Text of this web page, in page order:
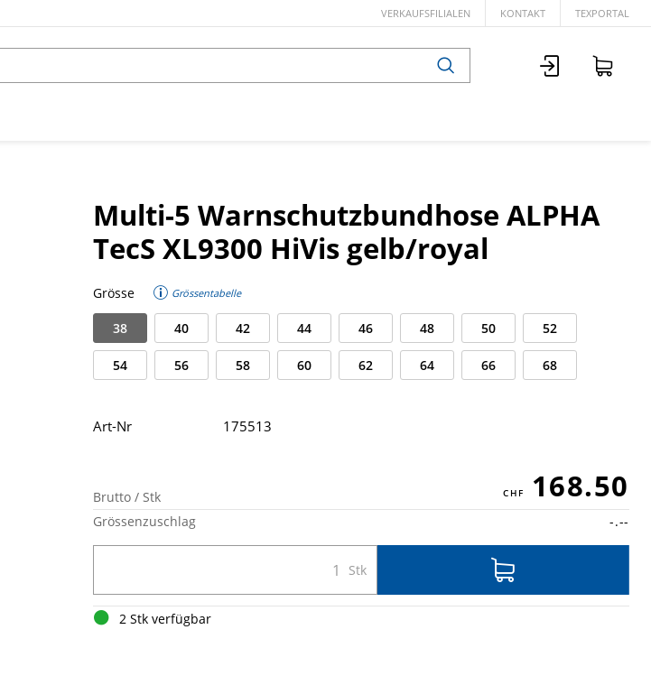
VERKAUFSFILIALEN KONTAKT TEXPORTAL
Multi-5 Warnschutzbundhose ALPHA
TecS XL9300 HiVis gelb/royal
Grösse Grössentabelle
38 40 42 44 46 48 50 52
54 56 58 60 62 64 66 68
Brutto / Stk 168.50
Grössenzuschlag -.--
2 Stk verfügbar
Art-Nr 175513